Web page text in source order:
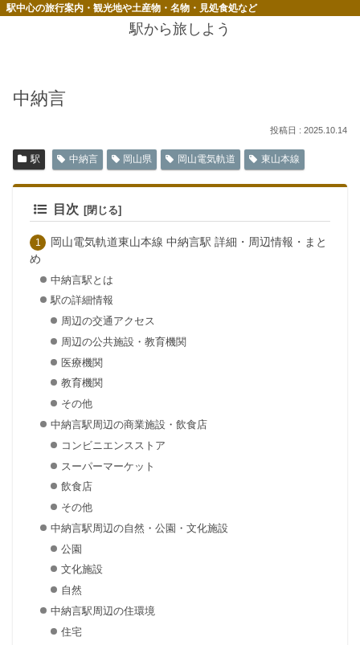
駅中心の旅行案内・観光地や土産物・名物・見処食処など
駅から旅しよう
中納言
2025.10.14
駅 中納言 岡山県 岡山電気軌道 東山本線
目次
岡山電気軌道東山本線 中納言駅 詳細・周辺情報・まと
め
中納言駅とは
駅の詳細情報
周辺の交通アクセス
周辺の公共施設・教育機関
医療機関
教育機関
その他
中納言駅周辺の商業施設・飲食店
コンビニエンスストア
スーパーマーケット
飲食店
その他
中納言駅周辺の自然・公園・文化施設
公園
文化施設
自然
中納言駅周辺の住環境
住宅